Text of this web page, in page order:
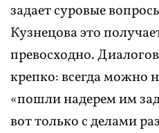
задает суровые
Кузнецова это
превосходно.
крепко: всегда можно
«пошли надерем им
вот только с делами